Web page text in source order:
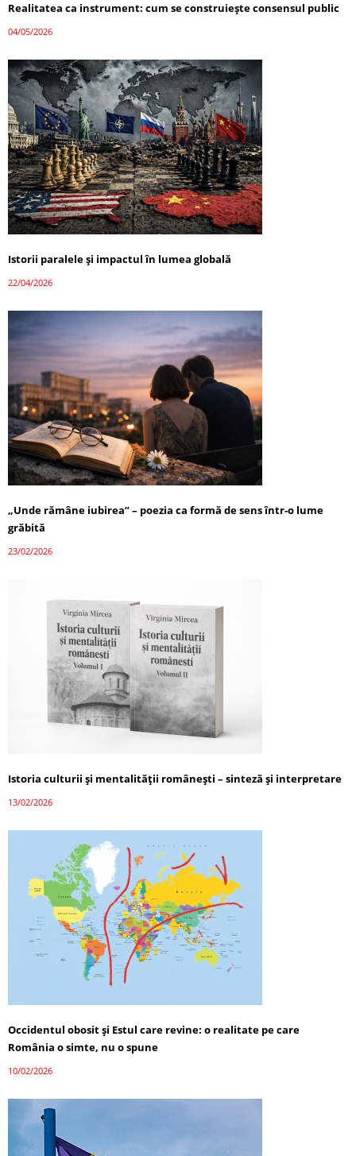
Realitatea ca instrument: cum se construiește consensul public
04/05/2026
Istorii paralele și impactul în lumea globală
22/04/2026
„Unde rămâne iubirea” – poezia ca formă de sens într-o lume
grăbită
23/02/2026
Istoria culturii și mentalității românești – sinteză și interpretare
13/02/2026
Occidentul obosit și Estul care revine: o realitate pe care
România o simte, nu o spune
10/02/2026